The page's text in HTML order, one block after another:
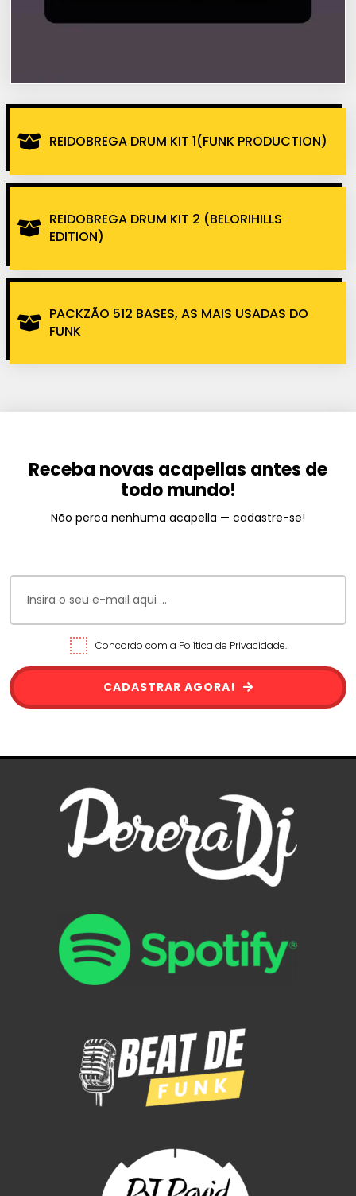
REIDOBREGA DRUM KIT 1(FUNK PRODUCTION)
REIDOBREGA DRUM KIT 2 (BELORIHILLS
EDITION)
PACKZÃO 512 BASES, AS MAIS USADAS DO
FUNK
Receba novas acapellas antes de
todo mundo!
Não perca nenhuma acapella — cadastre-se!
Concordo com a Política de Privacidade.
CADASTRAR AGORA!